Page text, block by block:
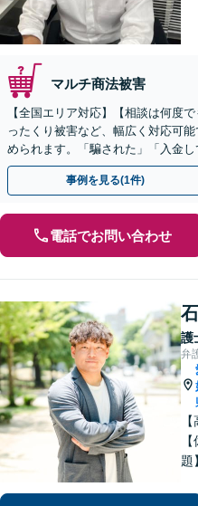
マルチ商法被害
【全国エリア対応】【相談は何度
ったくり被害など、幅広く対応可
められます。「騙された」「入金
早めにご相談ください。【電話・
事例を見る(1件)
電話でお問い合わせ
護
弁
題